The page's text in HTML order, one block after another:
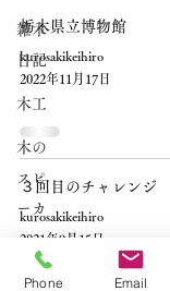
雑木
日記
木工
木の
スピ
ーカ
ー
木工
栃木県立博物館
kurosakikeihiro
2022年11月17日
３回目のチャレンジ
kurosakikeihiro
2021年9月15日
Phone Email